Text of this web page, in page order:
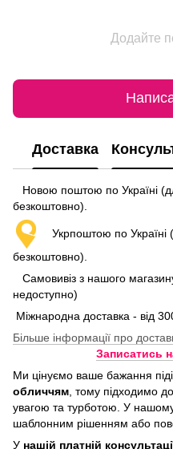
Додайте
Доставка
Новою поштою по Україні
безкоштовно).
Укрпоштою по Україні
безкоштовно).
Самовивіз з нашого
недоступно)
Міжнародна доставка - від
Більше інформації про
Записатись
Ми цінуємо ваше бажання
обличчям , тому підходимо
увагою та турботою. У
шаблонним рішенням або
У нашій платній